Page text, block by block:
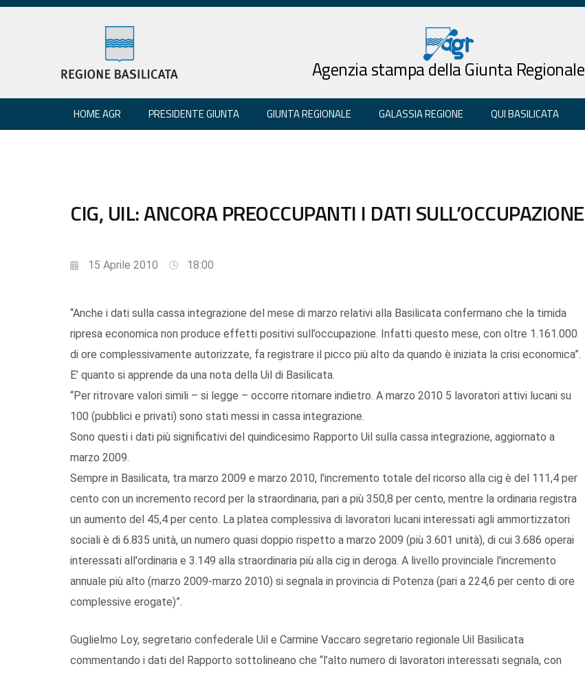
Agenzia stampa della Giunta Regionale
HOME AGR PRESIDENTE GIUNTA GIUNTA REGIONALE GALASSIA REGIONE QUI BASILICATA
CIG, UIL: ANCORA PREOCCUPANTI I DATI SULL’OCCUPAZIONE
15 Aprile 2010 18:00
“Anche i dati sulla cassa integrazione del mese di marzo relativi alla Basilicata confermano che la timida
ripresa economica non produce effetti positivi sull’occupazione. Infatti questo mese, con oltre 1.161.000
di ore complessivamente autorizzate, fa registrare il picco più alto da quando è iniziata la crisi economica”.
E’ quanto si apprende da una nota della Uil di Basilicata.
“Per ritrovare valori simili – si legge – occorre ritornare indietro. A marzo 2010 5 lavoratori attivi lucani su
100 (pubblici e privati) sono stati messi in cassa integrazione.
Sono questi i dati più significativi del quindicesimo Rapporto Uil sulla cassa integrazione, aggiornato a
marzo 2009.
Sempre in Basilicata, tra marzo 2009 e marzo 2010, l'incremento totale del ricorso alla cig è del 111,4 per
cento con un incremento record per la straordinaria, pari a più 350,8 per cento, mentre la ordinaria registra
un aumento del 45,4 per cento. La platea complessiva di lavoratori lucani interessati agli ammortizzatori
sociali è di 6.835 unità, un numero quasi doppio rispetto a marzo 2009 (più 3.601 unità), di cui 3.686 operai
interessati all'ordinaria e 3.149 alla straordinaria più alla cig in deroga. A livello provinciale l'incremento
annuale più alto (marzo 2009-marzo 2010) si segnala in provincia di Potenza (pari a 224,6 per cento di ore
complessive erogate)”.
Guglielmo Loy, segretario confederale Uil e Carmine Vaccaro segretario regionale Uil Basilicata
commentando i dati del Rapporto sottolineano che “l’alto numero di lavoratori interessati segnala, con